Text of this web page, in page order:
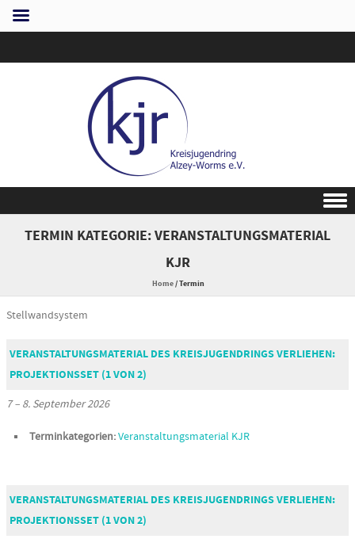
TERMIN KATEGORIE:VERANSTALTUNGSMATERIAL
KJR
Home/Termin
Stellwandsystem
VERANSTALTUNGSMATERIAL DES KREISJUGENDRINGS VERLIEHEN:
PROJEKTIONSSET (1 VON 2)
7– 8. September 2026
Terminkategorien:Veranstaltungsmaterial KJR
VERANSTALTUNGSMATERIAL DES KREISJUGENDRINGS VERLIEHEN:
PROJEKTIONSSET (1 VON 2)